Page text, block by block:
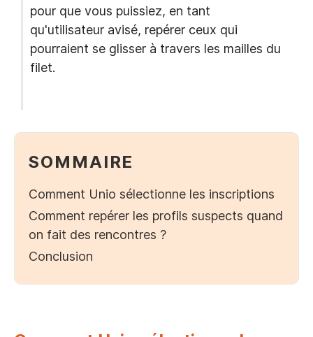
pour que vous puissiez, en tant
qu'utilisateur avisé, repérer ceux qui
pourraient se glisser à travers les mailles du
filet.
SOMMAIRE
Comment Unio sélectionne les inscriptions
Comment repérer les profils suspects quand
on fait des rencontres ?
Conclusion